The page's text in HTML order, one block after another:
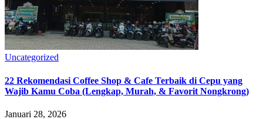
Uncategorized
22 Rekomendasi Coffee Shop & Cafe Terbaik di Cepu yang
Wajib Kamu Coba (Lengkap, Murah, & Favorit Nongkrong)
Januari 28, 2026